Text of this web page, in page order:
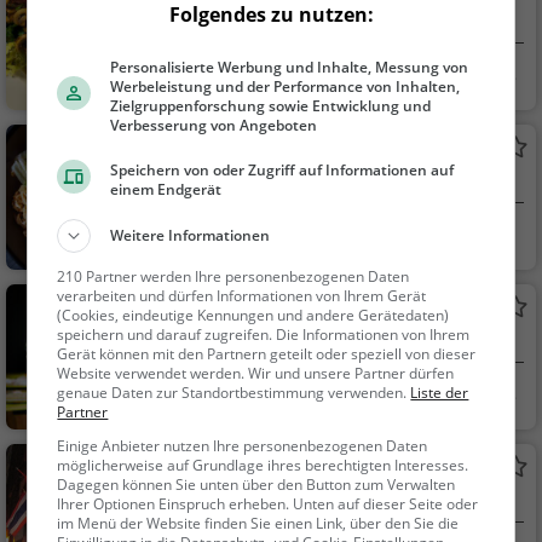
Restaurant in Hannover
Hannover
Restaurant, Aben
dessen, Mittagessen,
Wein, Snacks / Geträ
Asiatisches Restaurant in Hannover
Hannover
dessen, Mittagessen,
Vegetarisch, Thailänd
isch, Curry
Meineid
Restaurant in Hannover
Hannover
Restaurant, Aben
Ruenthai
Thailändisches Restaurant in Hannover
Folgendes zu nutzen:
Personalisierte Werbung und Inhalte, Messung von
Werbeleistung und der Performance von Inhalten,
Zielgruppenforschung sowie Entwicklung und
Verbesserung von Angeboten
Speichern von oder Zugriff auf Informationen auf
einem Endgerät
Weitere Informationen
210 Partner werden Ihre personenbezogenen Daten
verarbeiten und dürfen Informationen von Ihrem Gerät
(Cookies, eindeutige Kennungen und andere Gerätedaten)
speichern und darauf zugreifen. Die Informationen von Ihrem
Gerät können mit den Partnern geteilt oder speziell von dieser
Website verwendet werden. Wir und unsere Partner dürfen
genaue Daten zur Standortbestimmung verwenden. Liste der
Partner
Einige Anbieter nutzen Ihre personenbezogenen Daten
möglicherweise auf Grundlage ihres berechtigten Interesses.
Dagegen können Sie unten über den Button zum Verwalten
Ihrer Optionen Einspruch erheben. Unten auf dieser Seite oder
im Menü der Website finden Sie einen Link, über den Sie die